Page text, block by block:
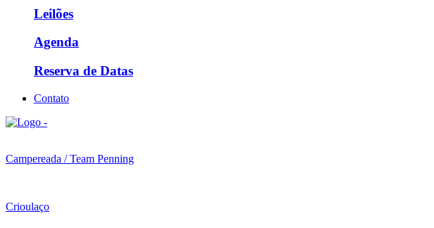
Leilões
Agenda
Reserva de Datas
Contato
Campereada / Team Penning
Crioulaço